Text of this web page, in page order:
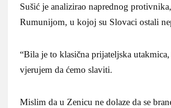
Sušić je analizirao naprednog
Rumunijom, u kojoj su Slovaci ostali
“Bila je to klasična prijateljska
vjerujem da ćemo slaviti.
Mislim da u Zenicu ne dolaze da se